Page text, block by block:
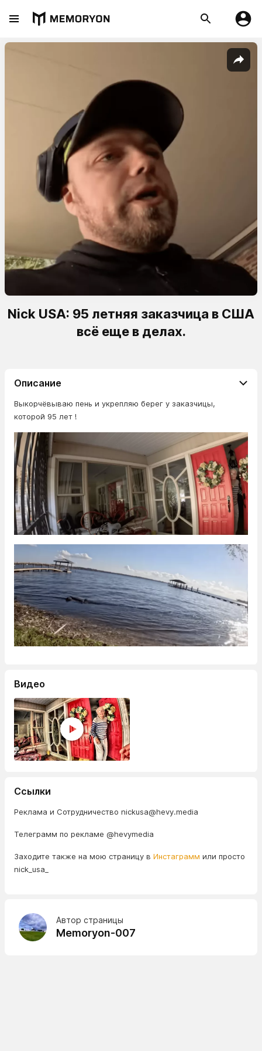
Nick USA: 95 летняя заказчица в США
всё еще в делах.
Описание
Выкорчёвываю пень и укрепляю берег у заказчицы,
которой 95 лет !
Видео
Ссылки
Реклама и Сотрудничество nickusa@hevy.media
Телеграмм по рекламе @hevymedia
Заходите также на мою страницу в Инстаграмм или просто
nick_usa_
Автор страницы
Memoryon-007